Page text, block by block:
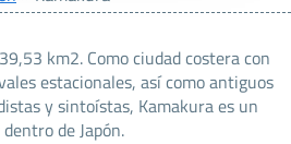
km2. Como ciudad costera con
estacionales, así como antiguos
y sintoístas, Kamakura es un
de Japón.